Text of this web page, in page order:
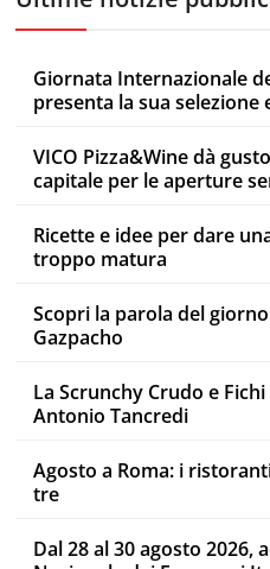
Giornata Internazionale
presenta la sua selezione
VICO Pizza&Wine dà
capitale per le aperture
Ricette e idee per dare
troppo matura
Scopri la parola del
Gazpacho
La Scrunchy Crudo e
Antonio Tancredi
Agosto a Roma: i
tre
Dal 28 al 30 agosto 2026,